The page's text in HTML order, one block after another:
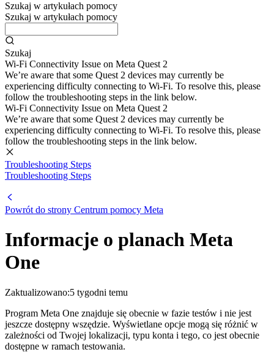
Szukaj w artykułach pomocy
Szukaj w artykułach pomocy
Szukaj
Wi-Fi Connectivity Issue on Meta Quest 2
We’re aware that some Quest 2 devices may currently be
experiencing difficulty connecting to Wi-Fi. To resolve this, please
follow the troubleshooting steps in the link below.
Wi-Fi Connectivity Issue on Meta Quest 2
We’re aware that some Quest 2 devices may currently be
experiencing difficulty connecting to Wi-Fi. To resolve this, please
follow the troubleshooting steps in the link below.
Troubleshooting Steps
Troubleshooting Steps
Powrót do strony Centrum pomocy Meta
Informacje o planach Meta
One
Zaktualizowano:5 tygodni temu
Program Meta One znajduje się obecnie w fazie testów i nie jest
jeszcze dostępny wszędzie. Wyświetlane opcje mogą się różnić w
zależności od Twojej lokalizacji, typu konta i tego, co jest obecnie
dostępne w ramach testowania.